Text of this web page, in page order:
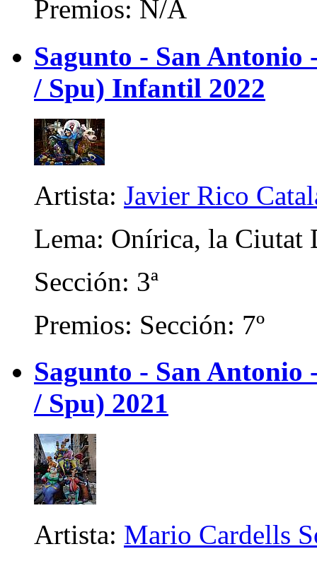
Premios: N/A
Sagunto - San
/ Spu) Infantil 2022
Artista: Javier Rico
Lema: Onírica, la Ciutat
Sección: 3ª
Premios: Sección: 7º
Sagunto - San
/ Spu) 2021
Artista: Mario Cardells